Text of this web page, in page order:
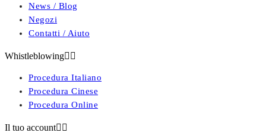
News / Blog
Negozi
Contatti / Aiuto
Whistleblowing 
Procedura Italiano
Procedura Cinese
Procedura Online
Il tuo account 